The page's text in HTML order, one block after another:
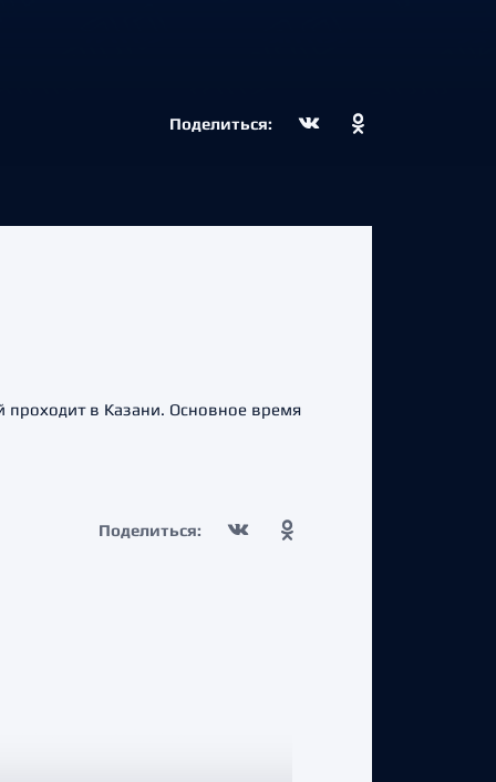
Поделиться:
проходит в Казани. Основное время
Поделиться: